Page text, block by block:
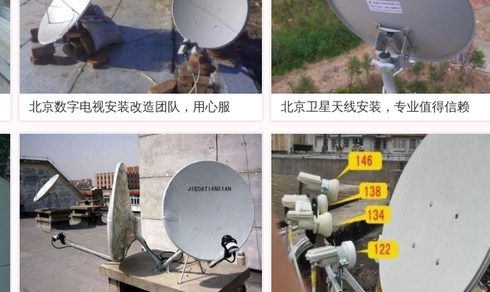
北京数字电视安装改造团队，用心服 北京卫星天线安装，专业值得信赖